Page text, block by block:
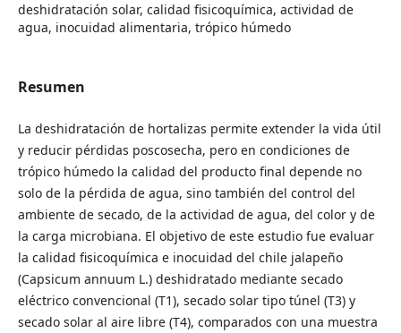
deshidratación solar, calidad fisicoquímica, actividad de
agua, inocuidad alimentaria, trópico húmedo
Resumen
La deshidratación de hortalizas permite extender la vida útil
y reducir pérdidas poscosecha, pero en condiciones de
trópico húmedo la calidad del producto final depende no
solo de la pérdida de agua, sino también del control del
ambiente de secado, de la actividad de agua, del color y de
la carga microbiana. El objetivo de este estudio fue evaluar
la calidad fisicoquímica e inocuidad del chile jalapeño
(Capsicum annuum L.) deshidratado mediante secado
eléctrico convencional (T1), secado solar tipo túnel (T3) y
secado solar al aire libre (T4), comparados con una muestra